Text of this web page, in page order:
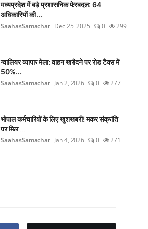
मध्यप्रदेश में बड़े प्रशासनिक फेरबदल: 64
अधिकारियों की ...
SaahasSamachar Dec 25, 2025 0 299
ग्वालियर व्यापार मेला: वाहन खरीदने पर रोड टैक्स में
50%...
SaahasSamachar Jan 2, 2026 0 277
भोपाल कर्मचारियों के लिए खुशखबरी! मकर संक्रांति
पर मिल ...
SaahasSamachar Jan 4, 2026 0 271